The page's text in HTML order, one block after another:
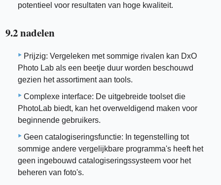
potentieel voor resultaten van hoge kwaliteit.
9.2 nadelen
Prijzig: Vergeleken met sommige rivalen kan DxO
Photo Lab als een beetje duur worden beschouwd
gezien het assortiment aan tools.
Complexe interface: De uitgebreide toolset die
PhotoLab biedt, kan het overweldigend maken voor
beginnende gebruikers.
Geen catalogiseringsfunctie: In tegenstelling tot
sommige andere vergelijkbare programma's heeft het
geen ingebouwd catalogiseringssysteem voor het
beheren van foto's.